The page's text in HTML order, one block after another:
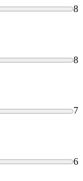
8
8
7
6